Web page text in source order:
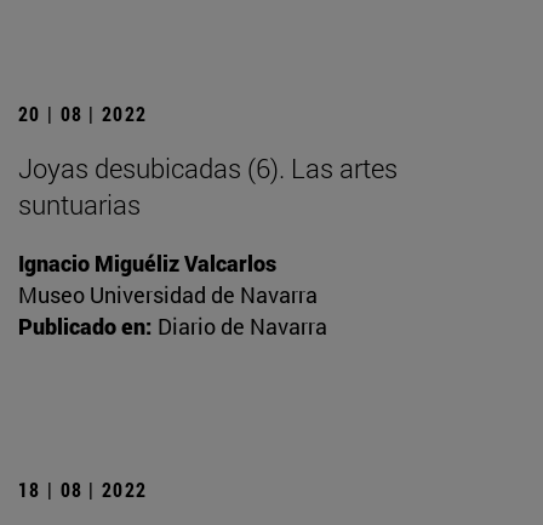
20 | 08 | 2022
Joyas desubicadas (6). Las artes
suntuarias
Ignacio Miguéliz Valcarlos
Museo Universidad de Navarra
Publicado en: Diario de Navarra
18 | 08 | 2022